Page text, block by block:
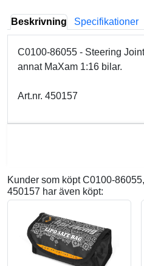
Beskrivning Specifikationer
C0100-86055 - Steering
annat MaXam 1:16 bilar.
Art.nr. 450157
Kunder som köpt C0100-
450157 har även köpt: